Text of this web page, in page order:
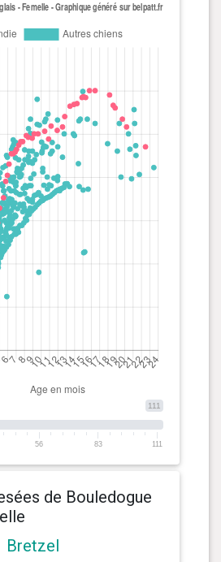
111
56 83 111
de Bouledogue
Bretzel